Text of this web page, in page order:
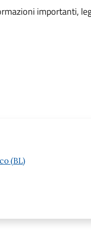
importanti,
(BL)